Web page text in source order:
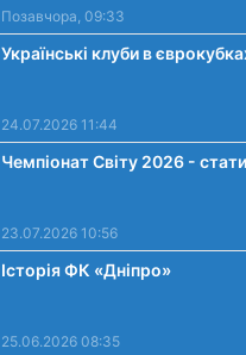
Позавчора, 09:33
Українські клуби в
24.07.2026 11:44
Чемпіонат Світу 2026 -
23.07.2026 10:56
Історія ФК «Дніпро»
25.06.2026 08:35